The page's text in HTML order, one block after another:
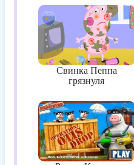
Свинка Пеппа
грязнуля